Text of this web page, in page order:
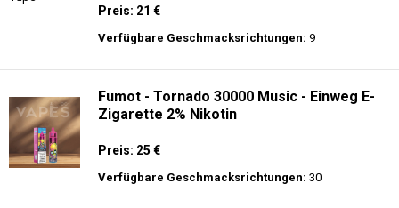
Preis: 21 €
Verfügbare Geschmacksrichtungen: 9
Fumot - Tornado 30000 Music - Einweg E-
Zigarette 2% Nikotin
Preis: 25 €
Verfügbare Geschmacksrichtungen: 30